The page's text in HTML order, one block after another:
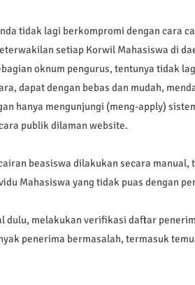
tidak lagi berkompromi dengan cara
setiap Korwil Mahasiswa di
oknum pengurus, tentunya tidak
dapat dengan bebas dan mudah,
hanya mengunjungi (meng-apply)
publik dilaman website.
beasiswa dilakukan secara
Mahasiswa yang tidak puas dengan
dulu, melakukan verifikasi daftar
penerima bermasalah, termasuk